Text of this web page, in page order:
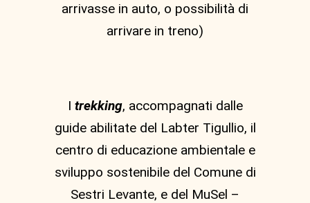
arrivasse in auto, o possibilità di
arrivare in treno)
I trekking, accompagnati dalle
guide abilitate del Labter Tigullio, il
centro di educazione ambientale e
sviluppo sostenibile del Comune di
Sestri Levante, e del MuSel –